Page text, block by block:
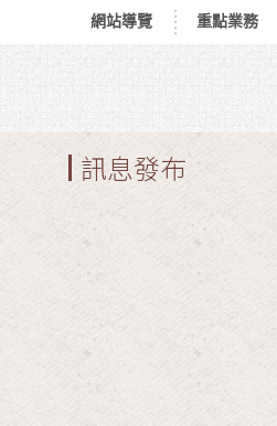
跳到主要內容區塊
網站導覽 重點業務
訊息發布